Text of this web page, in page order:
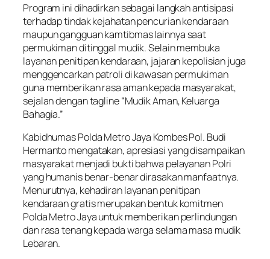
Program ini dihadirkan sebagai langkah antisipasi
terhadap tindak kejahatan pencurian kendaraan
maupun gangguan kamtibmas lainnya saat
permukiman ditinggal mudik. Selain membuka
layanan penitipan kendaraan, jajaran kepolisian juga
menggencarkan patroli di kawasan permukiman
guna memberikan rasa aman kepada masyarakat,
sejalan dengan tagline “Mudik Aman, Keluarga
Bahagia.”
Kabidhumas Polda Metro Jaya Kombes Pol. Budi
Hermanto mengatakan, apresiasi yang disampaikan
masyarakat menjadi bukti bahwa pelayanan Polri
yang humanis benar-benar dirasakan manfaatnya.
Menurutnya, kehadiran layanan penitipan
kendaraan gratis merupakan bentuk komitmen
Polda Metro Jaya untuk memberikan perlindungan
dan rasa tenang kepada warga selama masa mudik
Lebaran.